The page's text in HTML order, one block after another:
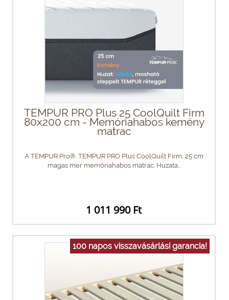
TEMPUR PRO Plus 25 CoolQuilt Firm
80x200 cm - Memóriahabos kemény
matrac
A TEMPUR Pro®. TEMPUR PRO Plus CoolQuilt Firm, 25 cm
magas mer memóriahabos matrac. Huzata...
1 011 990 Ft
100 napos visszavásárlási garancia!